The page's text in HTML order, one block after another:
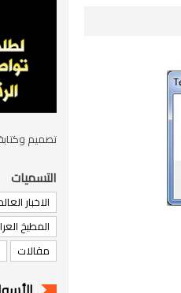
تصميم
التسميات
الاخبار
المطبخ
مقالات